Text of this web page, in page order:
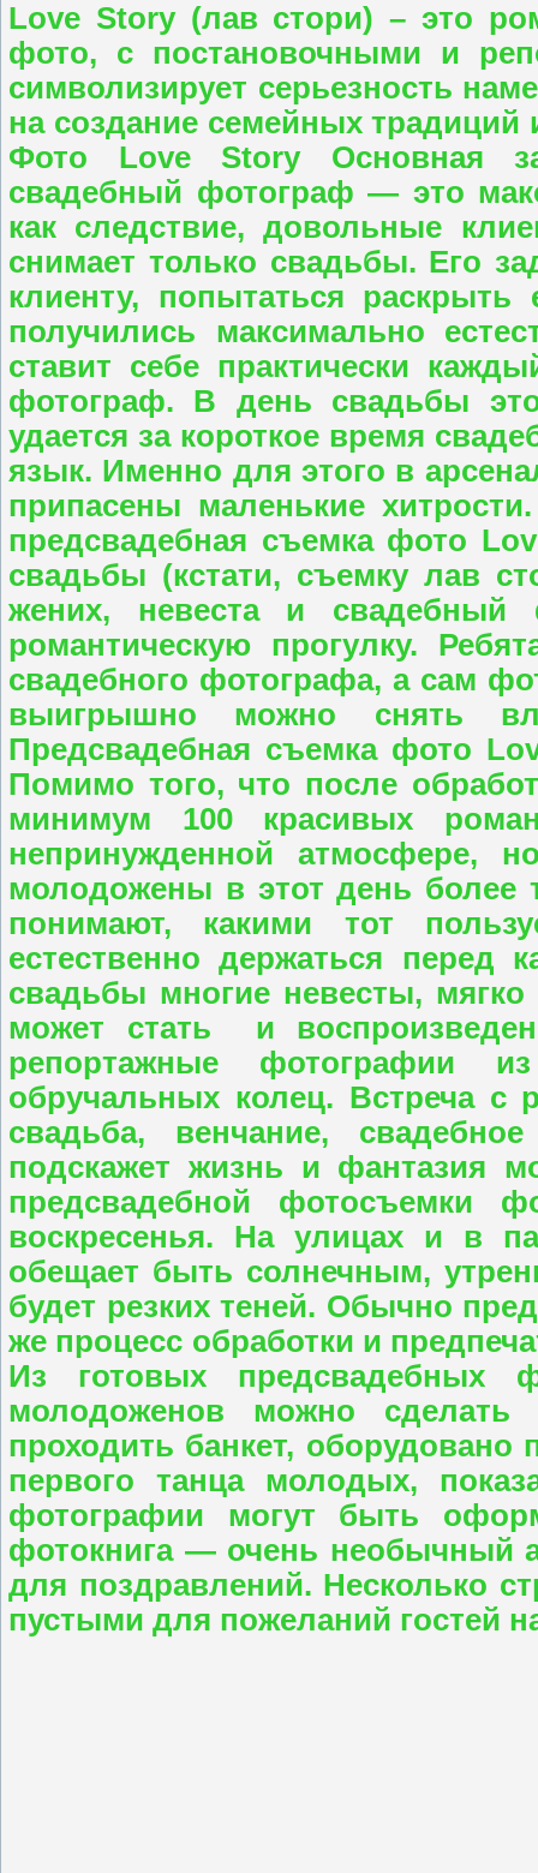
Love Story (лав стори) – это
фото, с постановочными и
символизирует серьезность
на создание семейных традиций
Фото Love Story Основная
свадебный фотограф — это
как следствие, довольные
снимает только свадьбы. Его
клиенту, попытаться
получились максимально
ставит себе практически
фотограф. В день свадьбы
удается за короткое время
язык. Именно для этого в
припасены маленькие
предсвадебная съемка фото
свадьбы (кстати, съемку лав
жених, невеста и свадебный
романтическую прогулку.
свадебного фотографа, а сам
выигрышно можно снять
Предсвадебная съемка фото
Помимо того, что после
минимум 100 красивых
непринужденной атмосфере,
молодожены в этот день более
понимают, какими тот
естественно держаться
свадьбы многие невесты,
может стать и
репортажные фотографии
обручальных колец. Встреча с
свадьба, венчание,
подскажет жизнь и фантазия
предсвадебной
воскресенья. На улицах и в
обещает быть солнечным,
будет резких теней. Обычно
же процесс обработки и
Из готовых предсвадебных
молодоженов можно
проходить банкет,
первого танца молодых,
фотографии могут быть
фотокнига — очень необычный
для поздравлений. Несколько
пустыми для пожеланий гостей